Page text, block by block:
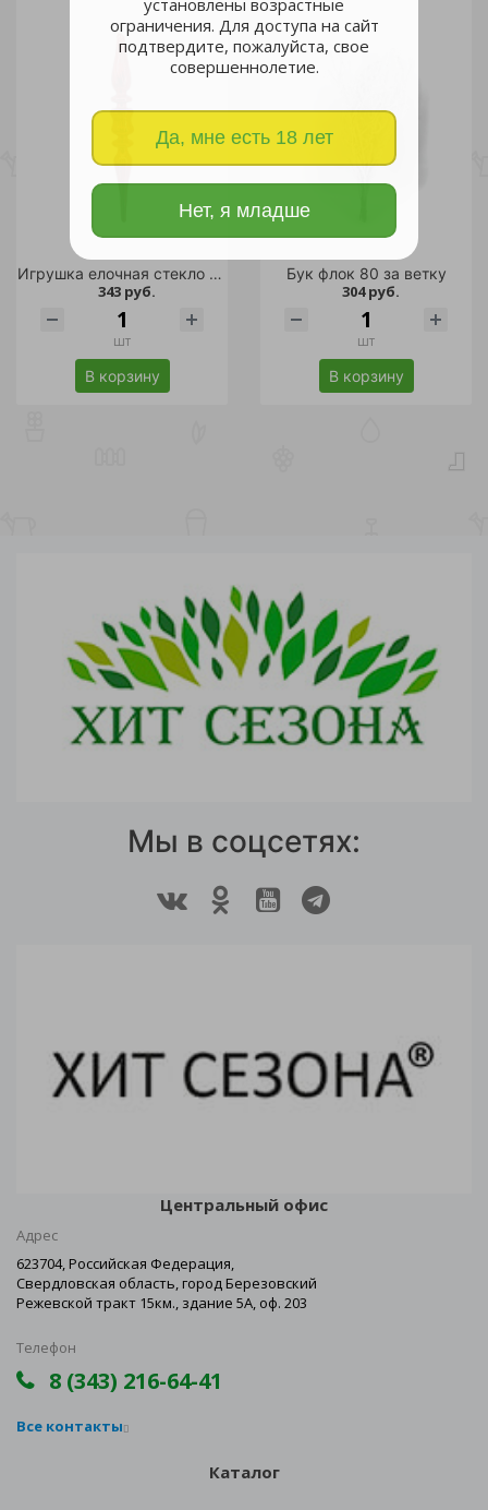
ограничения. Для доступа на сайт
подтвердите, пожалуйста, свое
совершеннолетие.
Да, мне есть 18 лет
Нет, я младше
Игрушка елочная стекло "Классика" Сосулька 24см красная /1/48
343 руб.
шт
В корзину
Бук флок 80 за ветку
304 руб.
шт
В корзину
Мы в соцсетях:
Центральный офис
Адрес
623704, Российская Федерация,
Свердловская область, город Березовский
Режевской тракт 15км., здание 5А, оф. 203
Телефон
8 (343) 216-64-41
Все контакты
Каталог